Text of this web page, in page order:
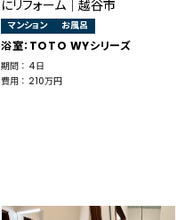
にリフォーム｜越谷市
マンション お風呂
浴室：TOTO WYシリーズ
期間 ： 4日
費用 ： 210万円